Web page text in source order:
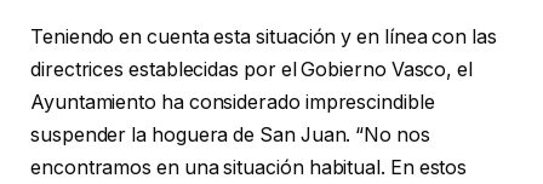
Teniendo en cuenta esta situación y en línea con las
directrices establecidas por el Gobierno Vasco, el
Ayuntamiento ha considerado imprescindible
suspender la hoguera de San Juan. “No nos
encontramos en una situación habitual. En estos